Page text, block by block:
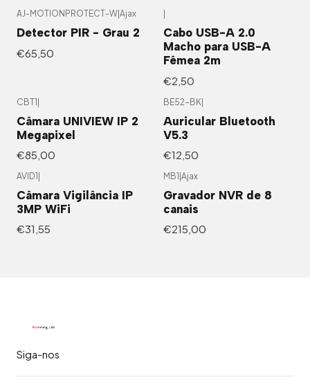
AJ-MOTIONPROTECT-W Ajax
Detector PIR - Grau 2
€65,50
Cabo USB-A 2.0
Macho para USB-A
Fêmea 2m
€2,50
CBT1|
Câmara UNIVIEW IP 2
Megapixel
€85,00
BE52-BK|
Auricular Bluetooth
V5.3
€12,50
AVID1
Câmara Vigilância IP
3MP WiFi
€31,55
MB1 Ajax
Gravador NVR de 8
canais
€215,00
Siga-nos